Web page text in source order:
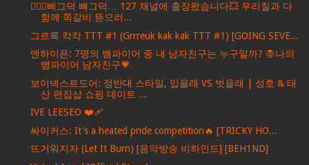
🚶🏻‍♂️삐그덕 뼈그덕… 127 채널에 출장왔습니다💥 우리칠과 다
함께 쪽갈비 뜯으러...
그르륵 칵칵 TTT #1 (Grrreuk kak kak TTT #1) [GOING SEVE...
엔하이픈: 7명의 뱀파이어 중 내 남자친구는 누구일까? 🧛나의
뱀파이어 남자친구💗
보이넥스트도어: 정반대 스타일, 입을래 VS 벗을래 | 성호 & 태
산 편집샵 쇼핑 데이트 ...
IVE LEESEO ❤‍🩹
싸이커스: It's a heated pride competition🔥 [TRICKY HO...
뜨거워지자 (Let It Burn) [음악방송 비하인드] [BEH1ND]